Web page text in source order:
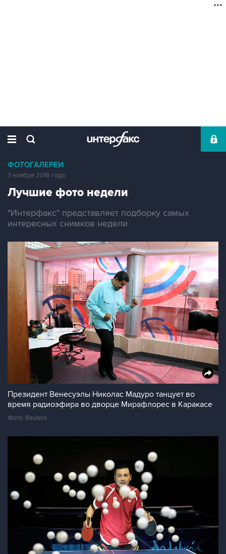
ФОТОГАЛЕРЕИ
3 ноября 2016 года
Лучшие фото недели
"Интерфакс" представляет подборку самых
интересных снимков недели
Президент Венесуэлы Николас Мадуро танцует во
время радиоэфира во дворце Мирафлорес в Каракасе
Фото: Reuters